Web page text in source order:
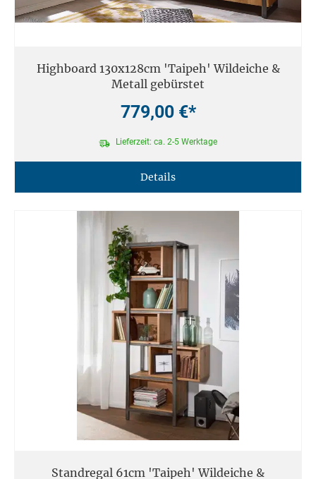
Highboard 130x128cm 'Taipeh' Wildeiche &
Metall gebürstet
779,00 €*
Lieferzeit: ca. 2-5 Werktage
Details
Standregal 61cm 'Taipeh' Wildeiche &